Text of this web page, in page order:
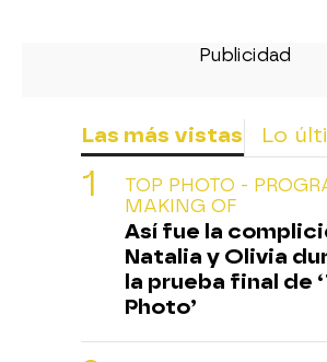
Las más vistas Lo
TOP PHOTO -
MAKING OF
Así fue la
Natalia y Olivia
la prueba final de
Photo’